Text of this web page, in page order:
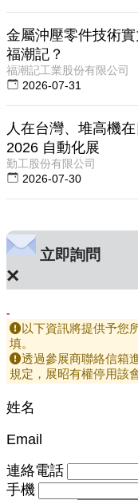
金屬沖壓零件技術
福潮記？
福潮記工業股份有限公司
2026-07-31
人在台灣、堆高機
2026 自動化展
勤工股份有限公司
2026-07-30
立即詢問
×
-
以下資訊將提供予您
填。
透過參展商聯絡信箱
規定，展昭有權停用該
姓名
Email
連絡電話
手機